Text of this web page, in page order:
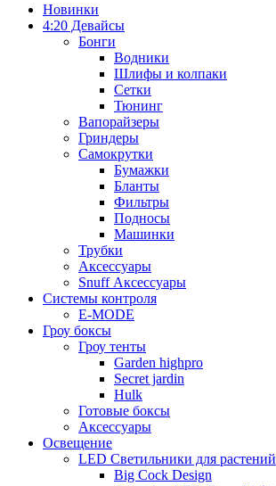
Новинки
4:20 Девайсы
Бонги
Водники
Шлифы и колпаки
Сетки
Тюнинг
Вапорайзеры
Гриндеры
Самокрутки
Бумажки
Бланты
Фильтры
Подносы
Машинки
Трубки
Аксессуары
Snuff Аксессуары
Системы контроля
E-MODE
Гроу боксы
Гроу тенты
Garden highpro
Secret jardin
Hulk
Готовые боксы
Аксессуары
Освещение
LED Светильники для растений
Big Cock Design